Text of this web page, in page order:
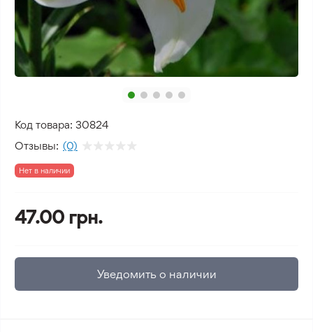
Код товара: 30824
Отзывы: (0)
Нет в наличии
47.00 грн.
Уведомить о наличии